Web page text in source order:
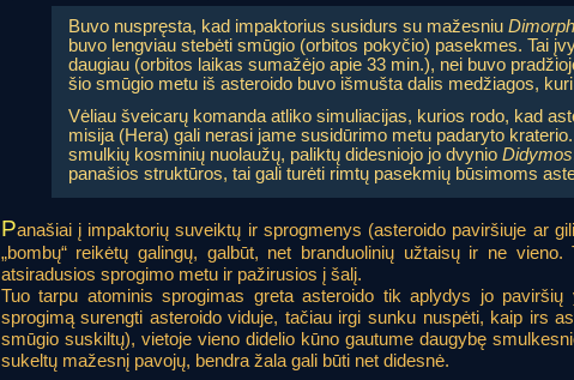
Buvo nuspręsta, kad impaktorius susidurs su mažesniu
buvo lengviau stebėti smūgio (orbitos pokyčio) pasekmes. Tai
daugiau (orbitos laikas sumažėjo apie 33 min.), nei buvo
šio smūgio metu iš asteroido buvo išmušta dalis medžiagos,
Vėliau šveicarų komanda atliko simuliacijas, kurios rodo, kad
misija (Hera) gali nerasi jame susidūrimo metu padaryto
smulkių kosminių nuolaužų, paliktų didesniojo jo dvynio Didymos
panašios struktūros, tai gali turėti rimtų pasekmių būsimoms
Panašiai į impaktorių suveiktų ir sprogmenys (asteroido paviršiuje ar
„bombų“ reikėtų galingų, galbūt, net branduolinių užtaisų ir ne
atsiradusios sprogimo metu ir pažirusios į šalį.
Tuo tarpu atominis sprogimas greta asteroido tik aplydys jo
sprogimą surengti asteroido viduje, tačiau irgi sunku nuspėti, kaip irs
smūgio suskiltų), vietoje vieno didelio kūno gautume daugybę
sukeltų mažesnį pavojų, bendra žala gali būti net didesnė.